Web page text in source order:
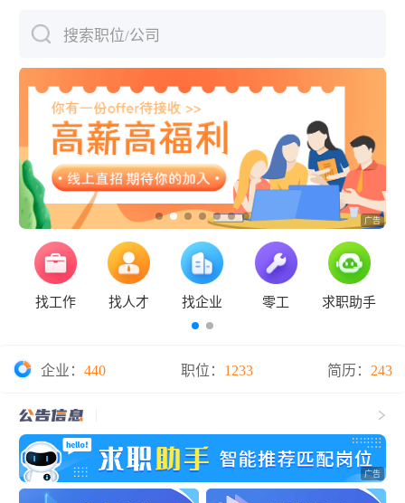
搜索职位/公司
找工作 找人才 找企业 零工 求职助手
企业： 440 职位： 1233 简历： 243